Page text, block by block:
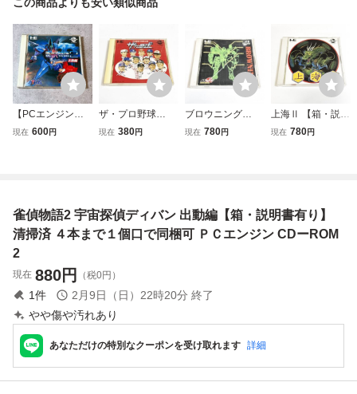
【PCエンジン】
雀偵物語2 宇宙探
現在 600円
ザ・プロ野球
【箱・説明書有
現在 380円
ブロウニング
【箱・説明書有
現在 780円
上海Ⅱ 【箱・説明
書有り】清掃済 ４
現在 780円
雀偵物語2 宇宙探偵ディバン 出動編【箱・説明書有り】
清掃済 ４本まで１個口で同梱可 ＰＣエンジン CDーROM
2
現在 880円 （税0円）
1件 2月9日（日）22時20分 終了
やや傷や汚れあり
あなただけの特別なクーポンを受け取れます 詳細